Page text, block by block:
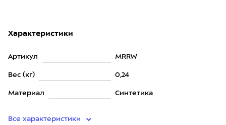
Характеристики
Артикул MRRW
Вес (кг) 0,24
Материал Синтетика
Все характеристики